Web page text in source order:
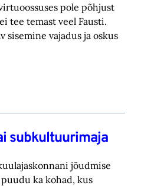
pole põhjust
tee temast ‎veel Fausti.
sisemine vajadus ja oskus
subkultuurimaja
jõudmise
ka kohad, ‎kus